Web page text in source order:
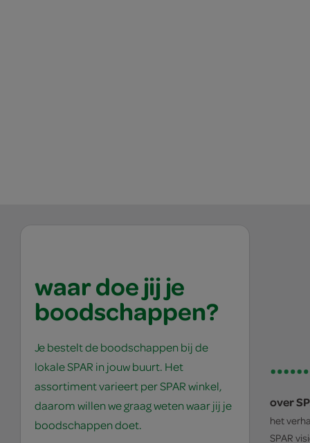
waar doe jij je
boodschappen?
Je bestelt de boodschappen bij de
lokale SPAR in jouw buurt. Het
assortiment varieert per SPAR winkel,
daarom willen we graag weten waar jij je
boodschappen doet.
over
het
SPAR